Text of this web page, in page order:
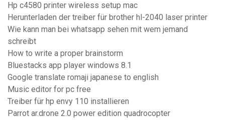
Hp c4580 printer wireless setup mac
Herunterladen der treiber für brother hl-2040 laser printer
Wie kann man bei whatsapp sehen mit wem jemand
schreibt
How to write a proper brainstorm
Bluestacks app player windows 8.1
Google translate romaji japanese to english
Music editor for pc free
Treiber für hp envy 110 installieren
Parrot ar.drone 2.0 power edition quadrocopter